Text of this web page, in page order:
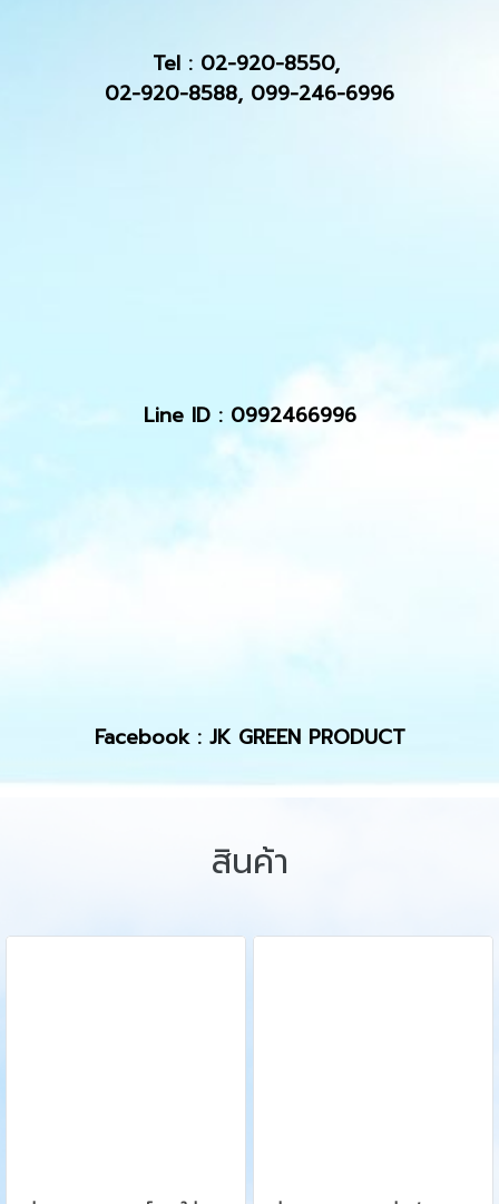
Tel : 02-920-8550,
02-920-8588, 099-246-6996
Line ID : 0992466996
Facebook : JK GREEN PRODUCT
สินค้า